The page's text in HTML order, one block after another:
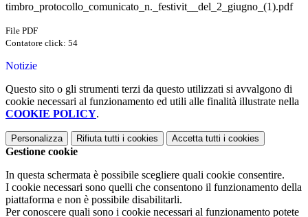
timbro_protocollo_comunicato_n._festivit__del_2_giugno_(1).pdf
File PDF
Contatore click: 54
Notizie
Questo sito o gli strumenti terzi da questo utilizzati si avvalgono di
cookie necessari al funzionamento ed utili alle finalità illustrate nella
COOKIE POLICY.
Personalizza Rifiuta tutti i cookies Accetta tutti i cookies
Gestione cookie
In questa schermata è possibile scegliere quali cookie consentire.
I cookie necessari sono quelli che consentono il funzionamento della
piattaforma e non è possibile disabilitarli.
Per conoscere quali sono i cookie necessari al funzionamento potete